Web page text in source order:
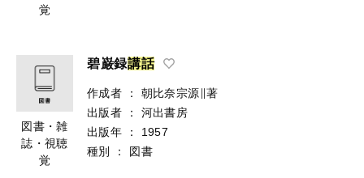
覚
図書・雑
誌・視聴
覚
碧巌録講話
作成者 ：
朝比奈宗源∥著
出版者
：
河出書房
出版年
：
1957
種別
： 図書